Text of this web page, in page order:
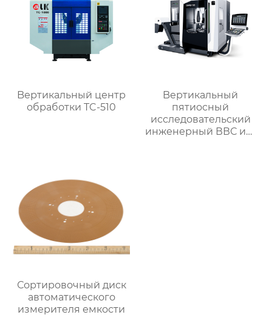
Bертикальный центр
обработки TC-510
Bертикальный
пятиосный
исследовательский
инженерный ВВС им.
Сортировочный диск
автоматического
измерителя емкости